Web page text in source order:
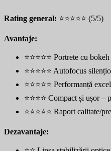
Rating general: ⭐⭐⭐⭐⭐ (5/5)
Avantaje:
⭐⭐⭐⭐⭐ Portrete cu
⭐⭐⭐⭐⭐ Autofocus
⭐⭐⭐⭐⭐ Performanță
⭐⭐⭐⭐ Compact și ușor
⭐⭐⭐⭐⭐ Raport calitate/
Dezavantaje: